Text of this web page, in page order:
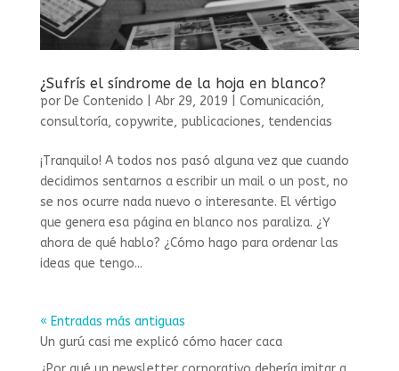
¿Sufrís el síndrome de la hoja en blanco?
por De Contenido Abr 29, 2019 Comunicación,
consultoría, copywrite, publicaciones, tendencias
¡Tranquilo! A todos nos pasó alguna vez que cuando
decidimos sentarnos a escribir un mail o un post, no
se nos ocurre nada nuevo o interesante. El vértigo
que genera esa página en blanco nos paraliza. ¿Y
ahora de qué hablo? ¿Cómo hago para ordenar las
ideas que tengo...
« Entradas más antiguas
Un gurú casi me explicó cómo hacer caca